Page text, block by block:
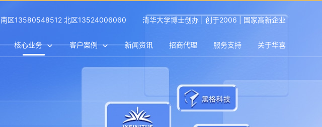
南区13580548512 北区13524006060 清华大学博士创办 | 创于2006 | 国家高新企业
核心业务 客户案例 新闻资讯 招商代理 服务支持 关于华喜